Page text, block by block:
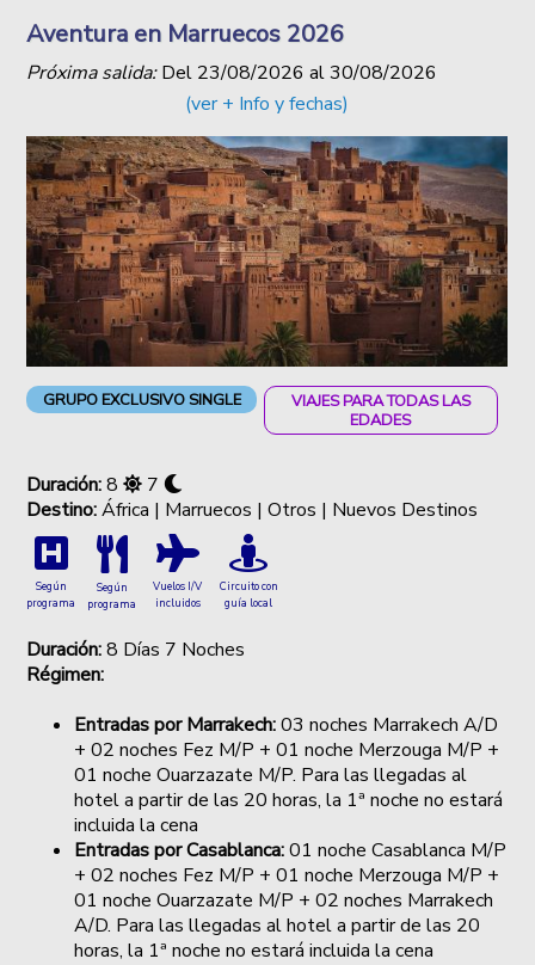
Aventura en Marruecos 2026
Próxima salida:Del 23/08/2026 al30/08/2026
(ver + Info y fechas)
GRUPO EXCLUSIVO SINGLE
VIAJES PARA TODAS LAS
EDADES
Duración:8
7
Destino:África | Marruecos | Otros | Nuevos Destinos
Según
programa
Según
programa
Vuelos I/V
incluidos
Circuito con
guía local
Duración:8 Días 7 Noches
Régimen:
Entradas por Marrakech:03 noches Marrakech A/D
+ 02 noches Fez M/P + 01 noche Merzouga M/P +
01 noche Ouarzazate M/P. Para las llegadas al
hotel a partir de las 20 horas, la 1ª noche no estará
incluida la cena
Entradas por Casablanca:01 noche Casablanca M/P
+ 02 noches Fez M/P + 01 noche Merzouga M/P +
01 noche Ouarzazate M/P + 02 noches Marrakech
A/D. Para las llegadas al hotel a partir de las 20
horas, la 1ª noche no estará incluida la cena